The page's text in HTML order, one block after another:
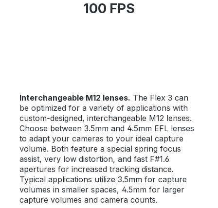
100 FPS
Interchangeable M12 lenses. The Flex 3 can
be optimized for a variety of applications with
custom-designed, interchangeable M12 lenses.
Choose between 3.5mm and 4.5mm EFL lenses
to adapt your cameras to your ideal capture
volume. Both feature a special spring focus
assist, very low distortion, and fast F#1.6
apertures for increased tracking distance.
Typical applications utilize 3.5mm for capture
volumes in smaller spaces, 4.5mm for larger
capture volumes and camera counts.